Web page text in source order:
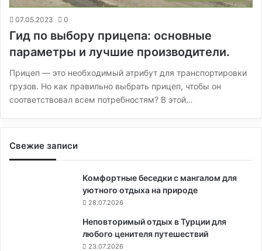
07.05.2023 0
Гид по выбору прицепа: основные
параметры и лучшие производители.
Прицеп — это необходимый атрибут для транспортировки
грузов. Но как правильно выбрать прицеп, чтобы он
соответствовал всем потребностям? В этой…
Свежие записи
Комфортные беседки с мангалом для
уютного отдыха на природе
28.07.2026
Неповторимый отдых в Турции для
любого ценителя путешествий
23.07.2026